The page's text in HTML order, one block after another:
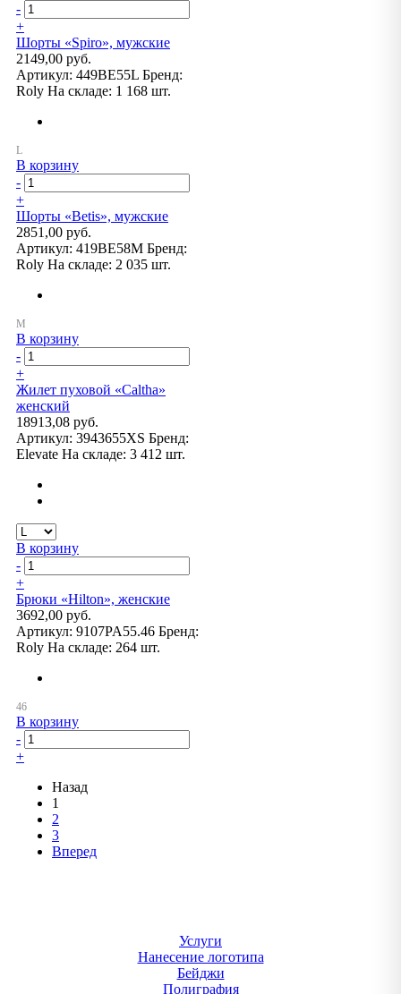
-
+
Шорты «Spiro», мужские
2149,00 руб.
Артикул: 449BE55L Бренд:
Roly На складе: 1 168 шт.
В корзину
-
+
Шорты «Betis», мужские
2851,00 руб.
Артикул: 419BE58M Бренд:
Roly На складе: 2 035 шт.
В корзину
-
+
Жилет пуховой «Caltha»
женский
18913,08 руб.
Артикул: 3943655XS Бренд:
Elevate На складе: 3 412 шт.
В корзину
-
+
Брюки «Hilton», женские
3692,00 руб.
Артикул: 9107PA55.46 Бренд:
Roly На складе: 264 шт.
В корзину
-
+
Назад
1
2
3
Вперед
Услуги
Нанесение логотипа
Бейджи
Полиграфия